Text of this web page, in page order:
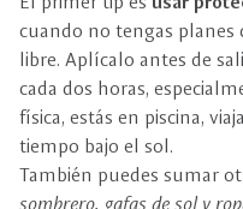
cuando no tengas planes
libre. Aplícalo antes de
cada dos horas,
física, estás en piscina,
tiempo bajo el sol.
También puedes sumar
sombrero, gafas de sol y